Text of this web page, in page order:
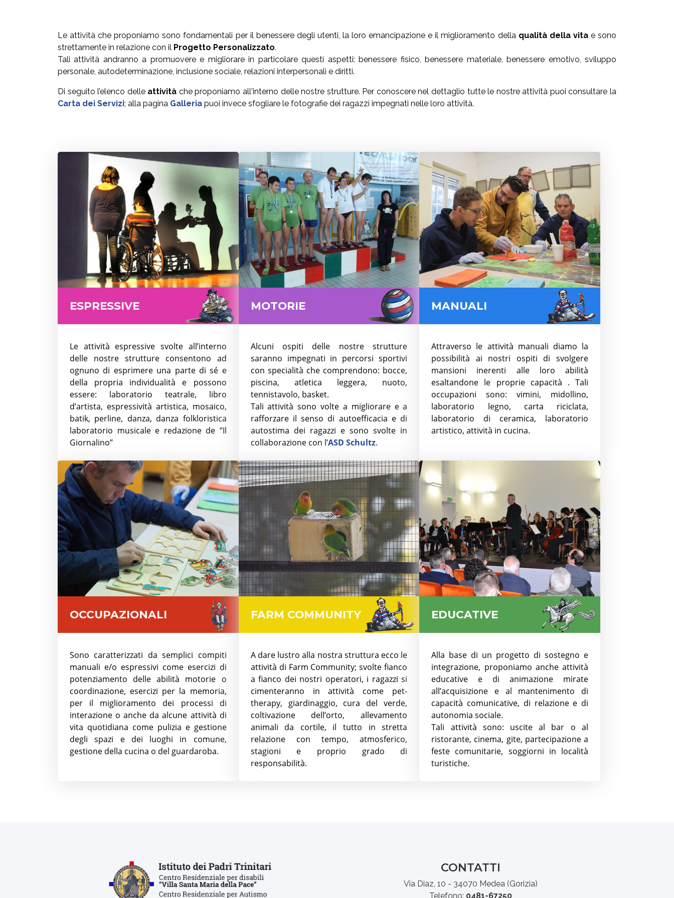
Le attività che proponiamo sono fondamentali per il benessere degli utenti, la loro emancipazione e il miglioramento della qualità della vitae sono
strettamente in relazione con il Progetto Personalizzato.
Tali attività andranno a promuovere e migliorare in particolare questi aspetti: benessere fisico, benessere materiale, benessere emotivo, sviluppo
personale, autodeterminazione, inclusione sociale, relazioni interpersonali e diritti.
Di seguito l’elenco delleattività che proponiamo all'interno delle nostre strutture. Per conoscere nel dettaglio tutte le nostre attività puoi consultare la
Carta dei Servizi; alla pagina Galleria puoi invece sfogliare le fotografie dei ragazzi impegnati nelle loro attività.
ESPRESSIVE
Le attività espressive svolte all’interno
delle nostre strutture consentono ad
ognuno di esprimere una parte di sé e
della propria individualità e possono
essere: laboratorio teatrale, libro
d’artista, espressività artistica, mosaico,
batik, perline, danza, danza folkloristica
laboratorio musicale e redazione de ‘’Il
Giornalino’’
MOTORIE
Alcuni ospiti delle nostre strutture
saranno impegnati in percorsi sportivi
con specialità che comprendono: bocce,
piscina, atletica leggera, nuoto,
tennistavolo, basket.
Tali attività sono volte a migliorare e a
rafforzare il senso di autoefficacia e di
autostima dei ragazzi e sono svolte in
collaborazione con l’ASD Schultz.
MANUALI
Attraverso le attività manuali diamo la
possibilità ai nostri ospiti di svolgere
mansioni inerenti alle loro abilità
esaltandone le proprie capacità . Tali
occupazioni sono: vimini, midollino,
laboratorio legno, carta riciclata,
laboratorio di ceramica, laboratorio
artistico, attività in cucina.
OCCUPAZIONALI
Sono caratterizzati da semplici compiti
manuali e/o espressivi come esercizi di
potenziamento delle abilità motorie o
coordinazione, esercizi per la memoria,
per il miglioramento dei processi di
interazione o anche da alcune attività di
vita quotidiana come pulizia e gestione
degli spazi e dei luoghi in comune,
gestione della cucina o del guardaroba.
FARM COMMUNITY
A dare lustro alla nostra struttura ecco le
attività di Farm Community; svolte fianco
a fianco dei nostri operatori, i ragazzi si
cimenteranno in attività come pet-
therapy, giardinaggio, cura del verde,
coltivazione dell’orto, allevamento
animali da cortile, il tutto in stretta
relazione con tempo, atmosferico,
stagioni e proprio grado di
responsabilità.
EDUCATIVE
Alla base di un progetto di sostegno e
integrazione, proponiamo anche attività
educative e di animazione mirate
all’acquisizione e al mantenimento di
capacità comunicative, di relazione e di
autonomia sociale.
Tali attività sono: uscite al bar o al
ristorante, cinema, gite, partecipazione a
feste comunitarie, soggiorni in località
turistiche.
CONTATTI
Via Diaz, 10 - 34070 Medea (Gorizia)
Telefono: 0481-67250